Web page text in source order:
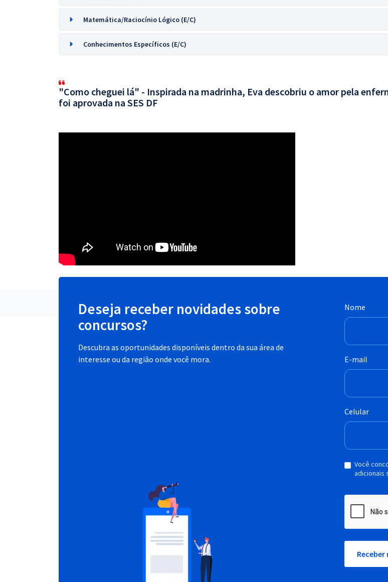
Matemática/Raciocínio Lógico (E/C)
Conhecimentos Específicos (E/C)
"Como cheguei lá" - Inspirada na madrinha, Eva descobriu o amor pela
foi aprovada na SES DF
Deseja receber novidades sobre
concursos?
Descubra as oportunidades disponíveis dentro da sua área de
interesse ou da região onde você mora.
Nome
E-mail
Celular
Você
adicionais